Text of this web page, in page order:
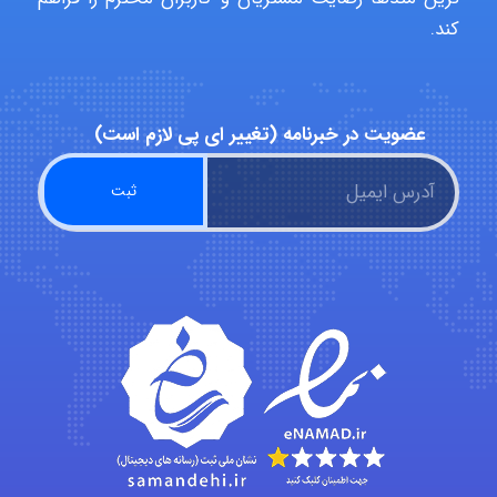
Alirez0990
hosein abdolvand
Kati
emami
ehtesham
کند.
عضویت در خبرنامه (تغییر ای پی لازم است)